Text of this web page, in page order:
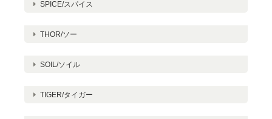
SPICE/スパイス
THOR/ソー
SOIL/ソイル
TIGER/タイガー